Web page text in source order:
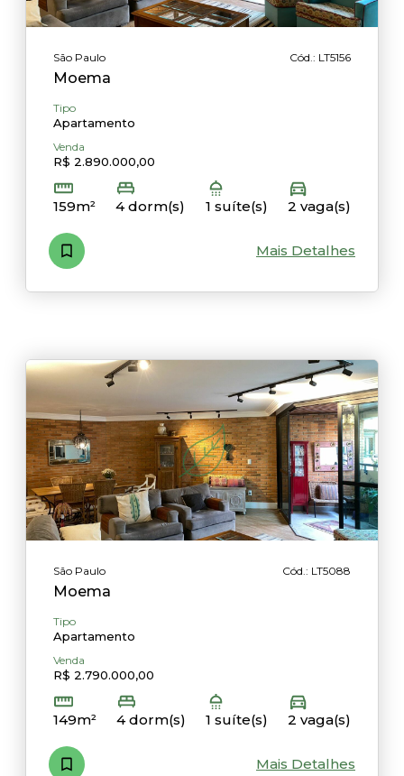
São Paulo Cód.: LT5156
Moema
Tipo
Apartamento
Venda
R$ 2.890.000,00
159m² 4 dorm(s) 1 suíte(s) 2 vaga(s)
Mais Detalhes
São Paulo Cód.: LT5088
Moema
Tipo
Apartamento
Venda
R$ 2.790.000,00
149m² 4 dorm(s) 1 suíte(s) 2 vaga(s)
Mais Detalhes